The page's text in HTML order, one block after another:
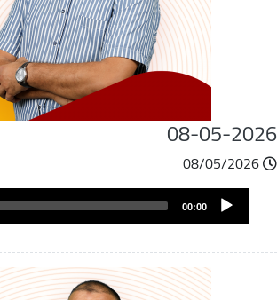
08-05-
08/05/2026
ملفAudio
Player
00:00